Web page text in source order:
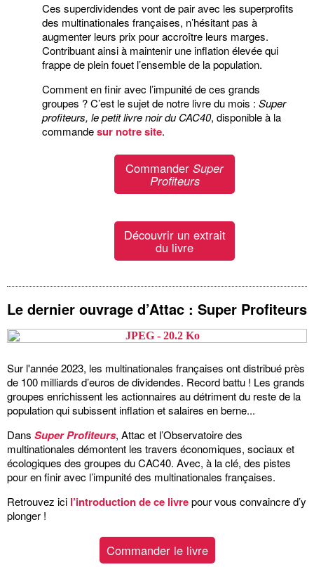
Ces superdividendes vont de pair avec les superprofits
des multinationales françaises, n’hésitant pas à
augmenter leurs prix pour accroître leurs marges.
Contribuant ainsi à maintenir une inflation élevée qui
frappe de plein fouet l’ensemble de la population.
Comment en finir avec l’impunité de ces grands
groupes ? C’est le sujet de notre livre du mois : Super
profiteurs, le petit livre noir du CAC40, disponible à la
commandesur notre site.
Commander Super
Profiteurs
Découvrir un extrait
du livre
Le dernier ouvrage d’Attac : Super Profiteurs
Sur l'année 2023, les multinationales françaises ont distribué près
de 100 milliards d’euros de dividendes. Record battu ! Les grands
groupes enrichissent les actionnaires au détriment du reste de la
population qui subissent inflation et salaires en berne...
Dans Super Profiteurs, Attac et l’Observatoire des
multinationales démontent les travers économiques, sociaux et
écologiques des groupes du CAC40. Avec, à la clé, des pistes
pour en finir avec l’impunité des multinationales françaises.
Retrouvez ici l’introduction de ce livrepour vous convaincre d’y
plonger !
Commander le livre